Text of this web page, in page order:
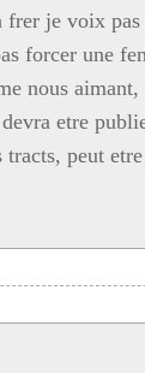
frer je voix
forcer une
nous
etre
tracts, peut